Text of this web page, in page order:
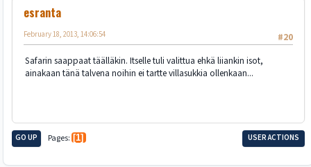
esranta
#20
February 18, 2013, 14:06:54
Safarin saappaat täälläkin. Itselle tuli valittua ehkä liiankin isot,
ainakaan tänä talvena noihin ei tartte villasukkia ollenkaan...
GO UP Pages 1 USER ACTIONS